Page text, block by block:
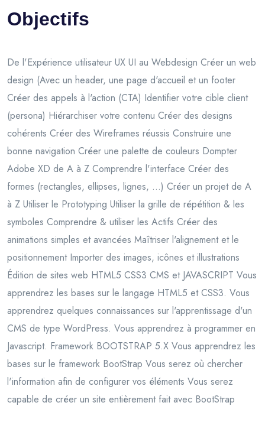
Objectifs
De l'Expérience utilisateur UX UI au Webdesign Créer un web
design (Avec un header, une page d'accueil et un footer
Créer des appels à l'action (CTA) Identifier votre cible client
(persona) Hiérarchiser votre contenu Créer des designs
cohérents Créer des Wireframes réussis Construire une
bonne navigation Créer une palette de couleurs Dompter
Adobe XD de A à Z Comprendre l'interface Créer des
formes (rectangles, ellipses, lignes, ...) Créer un projet de A
à Z Utiliser le Prototyping Utiliser la grille de répétition & les
symboles Comprendre & utiliser les Actifs Créer des
animations simples et avancées Maîtriser l'alignement et le
positionnement Importer des images, icônes et illustrations
Édition de sites web HTML5 CSS3 CMS et JAVASCRIPT Vous
apprendrez les bases sur le langage HTML5 et CSS3. Vous
apprendrez quelques connaissances sur l'apprentissage d'un
CMS de type WordPress. Vous apprendrez à programmer en
Javascript. Framework BOOTSTRAP 5.X Vous apprendrez les
bases sur le framework BootStrap Vous serez où chercher
l'information afin de configurer vos éléments Vous serez
capable de créer un site entièrement fait avec BootStrap